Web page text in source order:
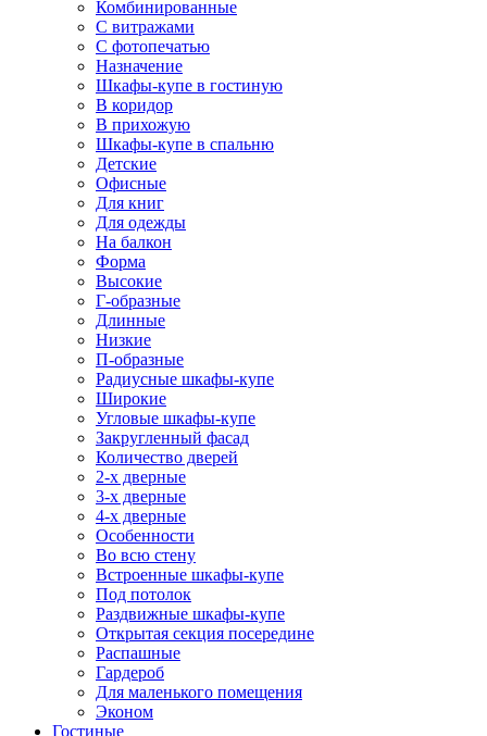
Комбинированные
С витражами
С фотопечатью
Назначение
Шкафы-купе в гостиную
В коридор
В прихожую
Шкафы-купе в спальню
Детские
Офисные
Для книг
Для одежды
На балкон
Форма
Высокие
Г-образные
Длинные
Низкие
П-образные
Радиусные шкафы-купе
Широкие
Угловые шкафы-купе
Закругленный фасад
Количество дверей
2-х дверные
3-х дверные
4-х дверные
Особенности
Во всю стену
Встроенные шкафы-купе
Под потолок
Раздвижные шкафы-купе
Открытая секция посередине
Распашные
Гардероб
Для маленького помещения
Эконом
Гостиные